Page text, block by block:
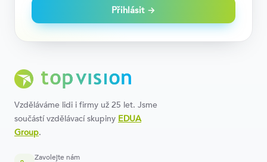
Přihlásit →
Vzděláváme lidi i firmy už 25 let. Jsme
součástí vzdělávací skupiny EDUA
Group.
Zavolejte nám